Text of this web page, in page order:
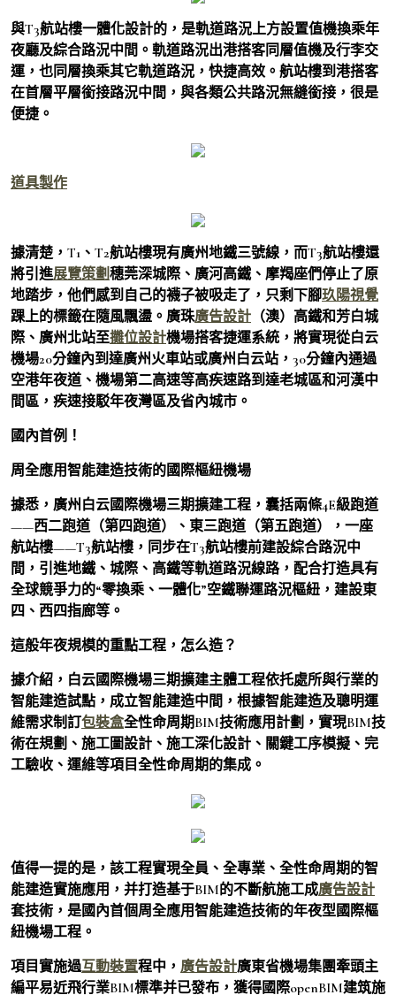
與T3航站樓一體化設計的，是軌道路況上方設置值機換乘年
夜廳及綜合路況中間。軌道路況出港搭客同層值機及行李交
運，也同層換乘其它軌道路況，快捷高效。航站樓到港搭客
在首層平層銜接路況中間，與各類公共路況無縫銜接，很是
便捷。
道具製作
據清楚，T1、T2航站樓現有廣州地鐵三號線，而T3航站樓還
將引進展覽策劃穗莞深城際、廣河高鐵、摩羯座們停止了原
地踏步，他們感到自己的襪子被吸走了，只剩下腳玖陽視覺
踝上的標籤在隨風飄盪。廣珠廣告設計 （澳）高鐵和芳白城
際、廣州北站至攤位設計機場搭客捷運系統，將實現從白云
機場20分鐘內到達廣州火車站或廣州白云站，30分鐘內通過
空港年夜道、機場第二高速等高疾速路到達老城區和河漢中
間區，疾速接駁年夜灣區及省內城市。
國內首例！
周全應用智能建造技術的國際樞紐機場
據悉，廣州白云國際機場三期擴建工程，囊括兩條4E級跑道
——西二跑道（第四跑道）、東三跑道（第五跑道），一座
航站樓——T3航站樓，同步在T3航站樓前建設綜合路況中
間，引進地鐵、城際、高鐵等軌道路況線路，配合打造具有
全球競爭力的“零換乘、一體化”空鐵聯運路況樞紐，建設東
四、西四指廊等。
這般年夜規模的重點工程，怎么造？
據介紹，白云國際機場三期擴建主體工程依托處所與行業的
智能建造試點，成立智能建造中間，根據智能建造及聰明運
維需求制訂包裝盒全性命周期BIM技術應用計劃，實現BIM技
術在規劃、施工圖設計、施工深化設計、關鍵工序模擬、完
工驗收、運維等項目全性命周期的集成。
值得一提的是，該工程實現全員、全專業、全性命周期的智
能建造實施應用，并打造基于BIM的不斷航施工成廣告設計
套技術，是國內首個周全應用智能建造技術的年夜型國際樞
紐機場工程。
項目實施過互動裝置程中， 廣告設計廣東省機場集團牽頭主
編平易近飛行業BIM標準并已發布，獲得國際openBIM建筑施